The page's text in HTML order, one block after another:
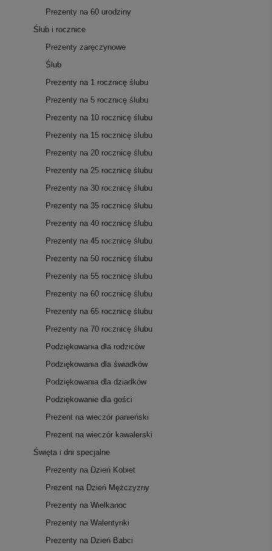
Prezenty na 60 urodziny
Ślub i rocznice
Prezenty zaręczynowe
Ślub
Prezenty na 1 rocznicę ślubu
Prezenty na 5 rocznicę ślubu
Prezenty na 10 rocznicę ślubu
Prezenty na 15 rocznicę ślubu
Prezenty na 20 rocznicę ślubu
Prezenty na 25 rocznicę ślubu
Prezenty na 30 rocznicę ślubu
Prezenty na 35 rocznicę ślubu
Prezenty na 40 rocznicę ślubu
Prezenty na 45 rocznicę ślubu
Prezenty na 50 rocznicę ślubu
Prezenty na 55 rocznicę ślubu
Prezenty na 60 rocznicę ślubu
Prezenty na 65 rocznicę ślubu
Prezenty na 70 rocznicę ślubu
Podziękowania dla rodziców
Podziękowania dla świadków
Podziękowania dla dziadków
Podziękowanie dla gości
Prezent na wieczór panieński
Prezent na wieczór kawalerski
Święta i dni specjalne
Prezenty na Dzień Kobiet
Prezent na Dzień Mężczyzny
Prezenty na Wielkanoc
Prezenty na Walentynki
Prezenty na Dzień Babci